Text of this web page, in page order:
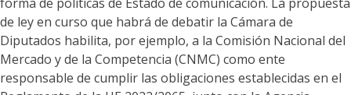
de ley en curso que habrá de debatir la Cámara de
Diputados habilita, por ejemplo, a la Comisión Nacional del
Mercado y de la Competencia (CNMC) como ente
responsable de cumplir las obligaciones establecidas en el